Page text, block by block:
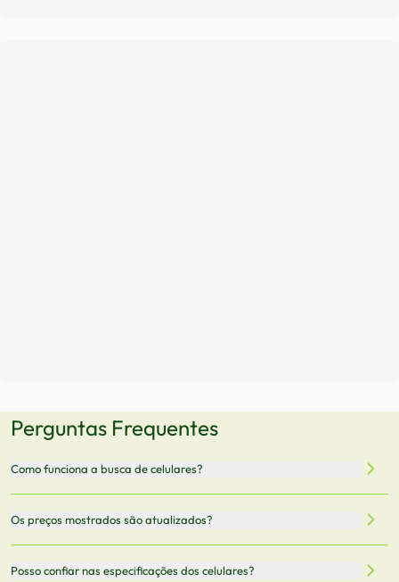
Perguntas Frequentes
Como funciona a busca de celulares?
armazenamento, memória RAM, bateria e conectividade
Os preços mostrados são atualizados?
Posso confiar nas especificações dos celulares?